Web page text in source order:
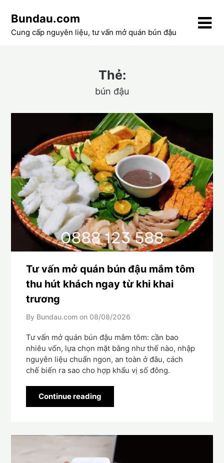
content
Bundau.com
Cung cấp nguyên liệu, tư vấn mở quán bún đậu
Thẻ:
bún đậu
Tư vấn mở quán bún đậu mắm tôm
thu hút khách ngay từ khi khai
trương
By Bundau.com on 08/08/2026
Tư vấn mở quán bún đậu mắm tôm: cần bao
nhiêu vốn, lựa chọn mặt bằng như thế nào, nhập
nguyên liệu chuẩn ngon, an toàn ở đâu, cách
chế biến ra sao cho hợp khẩu vị số đông.
Continue reading